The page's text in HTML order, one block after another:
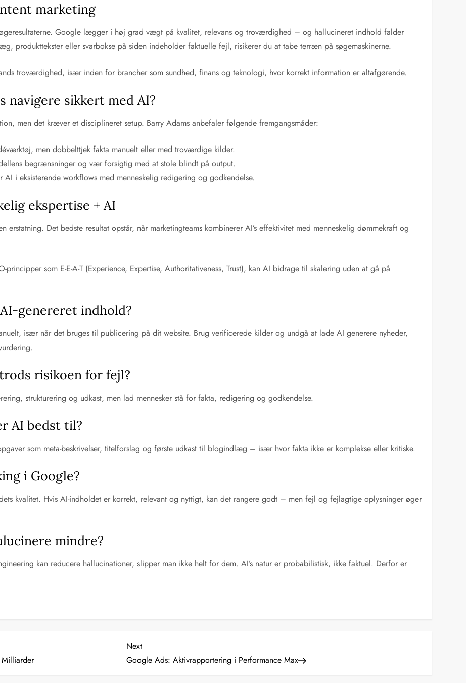
marketing
Google lægger i høj grad vægt på kvalitet, relevans og troværdighed – og hallucineret indhold falder
produkttekster eller svarbokse på siden indeholder faktuelle fejl, risikerer du at tabe terræn på søgemaskinerne.
troværdighed, især inden for brancher som sundhed, finans og teknologi, hvor korrekt information er altafgørende.
navigere sikkert med AI?
men det kræver et disciplineret setup. Barry Adams anbefaler følgende fremgangsmåder:
men dobbelttjek fakta manuelt eller med troværdige kilder.
begrænsninger og vær forsigtig med at stole blindt på output.
AI i eksisterende workflows med menneskelig redigering og godkendelse.
ekspertise + AI
erstatning. Det bedste resultat opstår, når marketingteams kombinerer AI’s effektivitet med menneskelig dømmekraft og
som E-E-A-T (Experience, Expertise, Authoritativeness, Trust), kan AI bidrage til skalering uden at gå på
genereret indhold?
især når det bruges til publicering på dit website. Brug verificerede kilder og undgå at lade AI generere nyheder,
risikoen for fejl?
strukturering og udkast, men lad mennesker stå for fakta, redigering og godkendelse.
AI bedst til?
som meta-beskrivelser, titelforslag og første udkast til blogindlæg – især hvor fakta ikke er komplekse eller kritiske.
i Google?
kvalitet. Hvis AI-indholdet er korrekt, relevant og nyttigt, kan det rangere godt – men fejl og fejlagtige oplysninger øger
mindre?
kan reducere hallucinationer, slipper man ikke helt for dem. AI’s natur er probabilistisk, ikke faktuel. Derfor er
Next
Post
Next
Google Ads: Aktivrapportering i Performance Max